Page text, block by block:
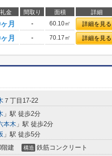
礼金 間取り 面積 詳細
月 - 60.10㎡ 詳細を見る
月 - 70.17㎡ 詳細を見る
７丁目17-22
」駅 徒歩2分
本木 」駅 徒歩2分
」駅 徒歩5分
階建 構造 鉄筋コンクリート